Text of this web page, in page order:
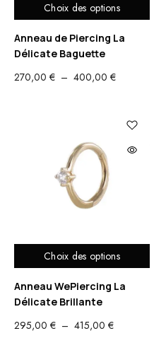
Choix des options
Anneau de Piercing La
Délicate Baguette
270,00 € – 400,00 €PLAGE
270,00 €
Choix des options
Anneau WePiercing La
Délicate Brillante
295,00 € – 415,00 €PLAGE